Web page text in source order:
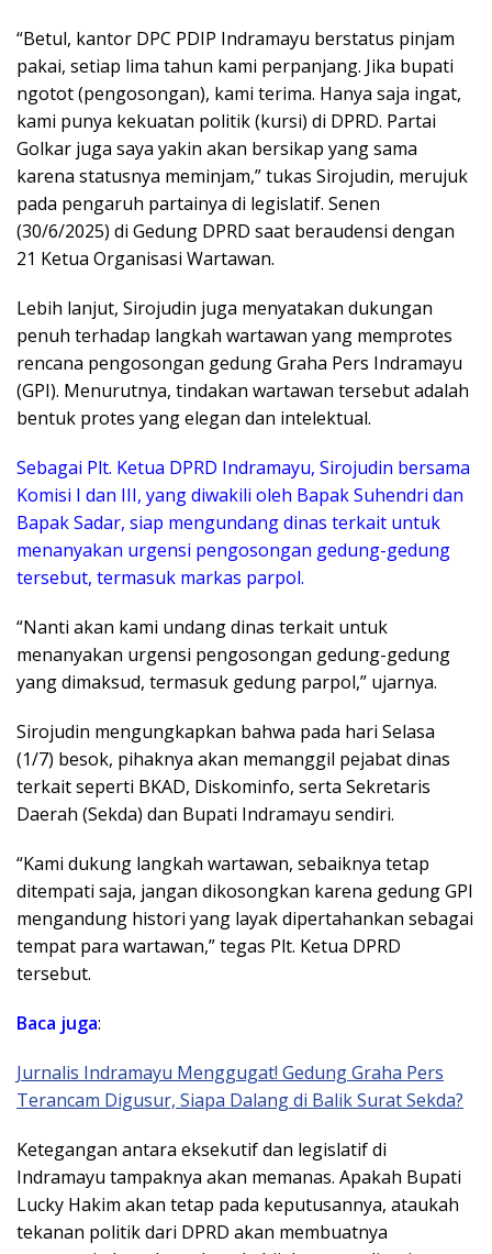
“Betul, kantor DPC PDIP Indramayu berstatus pinjam
pakai, setiap lima tahun kami perpanjang. Jika bupati
ngotot (pengosongan), kami terima. Hanya saja ingat,
kami punya kekuatan politik (kursi) di DPRD. Partai
Golkar juga saya yakin akan bersikap yang sama
karena statusnya meminjam,” tukas Sirojudin, merujuk
pada pengaruh partainya di legislatif. Senen
(30/6/2025) di Gedung DPRD saat beraudensi dengan
21 Ketua Organisasi Wartawan.
Lebih lanjut, Sirojudin juga menyatakan dukungan
penuh terhadap langkah wartawan yang memprotes
rencana pengosongan gedung Graha Pers Indramayu
(GPI). Menurutnya, tindakan wartawan tersebut adalah
bentuk protes yang elegan dan intelektual.
Sebagai Plt. Ketua DPRD Indramayu, Sirojudin bersama
Komisi I dan III, yang diwakili oleh Bapak Suhendri dan
Bapak Sadar, siap mengundang dinas terkait untuk
menanyakan urgensi pengosongan gedung-gedung
tersebut, termasuk markas parpol.
“Nanti akan kami undang dinas terkait untuk
menanyakan urgensi pengosongan gedung-gedung
yang dimaksud, termasuk gedung parpol,” ujarnya.
Sirojudin mengungkapkan bahwa pada hari Selasa
(1/7) besok, pihaknya akan memanggil pejabat dinas
terkait seperti BKAD, Diskominfo, serta Sekretaris
Daerah (Sekda) dan Bupati Indramayu sendiri.
“Kami dukung langkah wartawan, sebaiknya tetap
ditempati saja, jangan dikosongkan karena gedung GPI
mengandung histori yang layak dipertahankan sebagai
tempat para wartawan,” tegas Plt. Ketua DPRD
tersebut.
Baca juga:
Jurnalis Indramayu Menggugat! Gedung Graha Pers
Terancam Digusur, Siapa Dalang di Balik Surat Sekda?
Ketegangan antara eksekutif dan legislatif di
Indramayu tampaknya akan memanas. Apakah Bupati
Lucky Hakim akan tetap pada keputusannya, ataukah
tekanan politik dari DPRD akan membuatnya